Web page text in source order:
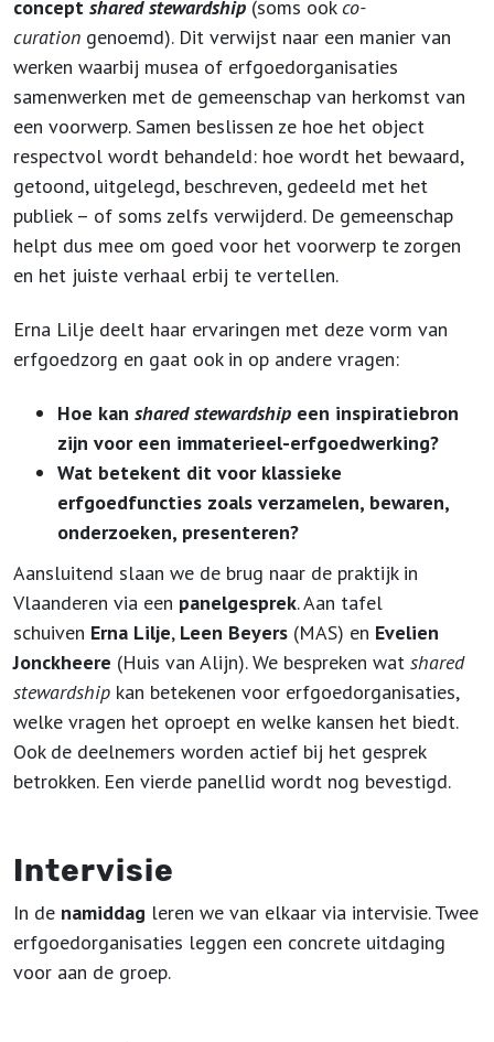
concept shared stewardship (soms ook co-
curation genoemd). Dit verwijst naar een manier van
werken waarbij musea of erfgoedorganisaties
samenwerken met de gemeenschap van herkomst van
een voorwerp. Samen beslissen ze hoe het object
respectvol wordt behandeld: hoe wordt het bewaard,
getoond, uitgelegd, beschreven, gedeeld met het
publiek – of soms zelfs verwijderd. De gemeenschap
helpt dus mee om goed voor het voorwerp te zorgen
en het juiste verhaal erbij te vertellen.
Erna Lilje deelt haar ervaringen met deze vorm van
erfgoedzorg en gaat ook in op andere vragen:
Hoe kan shared stewardship een inspiratiebron
zijn voor een immaterieel-erfgoedwerking?
Wat betekent dit voor klassieke
erfgoedfuncties zoals verzamelen, bewaren,
onderzoeken, presenteren?
Aansluitend slaan we de brug naar de praktijk in
Vlaanderen via een panelgesprek. Aan tafel
schuiven Erna Lilje, Leen Beyers (MAS) en Evelien
Jonckheere (Huis van Alijn). We bespreken wat shared
stewardship kan betekenen voor erfgoedorganisaties,
welke vragen het oproept en welke kansen het biedt.
Ook de deelnemers worden actief bij het gesprek
betrokken. Een vierde panellid wordt nog bevestigd.
Intervisie
In de namiddag leren we van elkaar via intervisie. Twee
erfgoedorganisaties leggen een concrete uitdaging
voor aan de groep.